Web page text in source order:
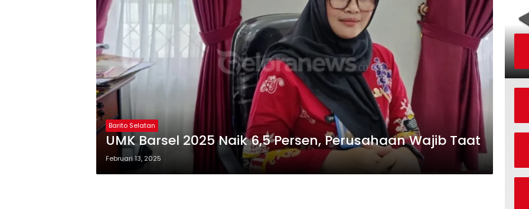
Barito Selatan
UMK Barsel 2025 Naik 6,5 Persen, Perusahaan Wajib Taat
Februari 13, 2025